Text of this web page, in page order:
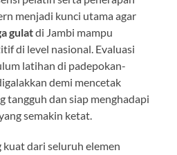
menjadi kunci utama agar
gulatdi Jambi mampu
di level nasional. Evaluasi
latihan di padepokan-
demi mencetak
tangguh dan siap menghadapi
semakin ketat.
dari seluruh elemen